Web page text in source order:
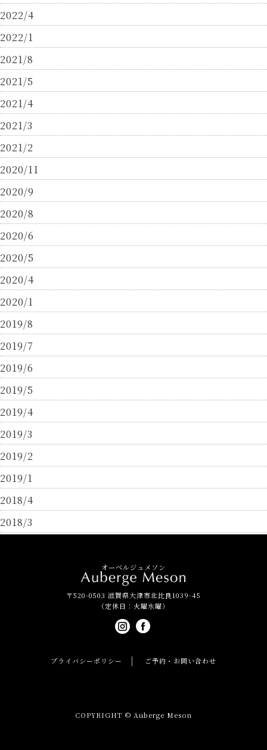
2022/4
2022/1
2021/8
2021/5
2021/4
2021/3
2021/2
2020/11
2020/9
2020/8
2020/6
2020/5
2020/4
2020/1
2019/8
2019/7
2019/6
2019/5
2019/4
2019/3
2019/2
2019/1
2018/4
2018/3
オーベルジュメソン
〒520-0503 滋賀県大津市北比良1039-45
（定休日：火曜水曜）
プライバシーポリシー ご予約・お問い合わせ
COPYRIGHT © Auberge Meson